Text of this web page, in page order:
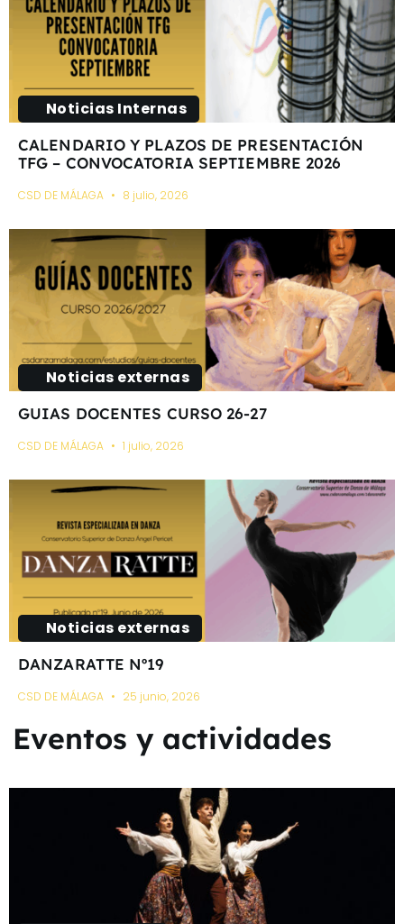
Noticias Internas
CALENDARIO Y PLAZOS DE PRESENTACIÓN
TFG – CONVOCATORIA SEPTIEMBRE 2026
CSD DE MÁLAGA 8 julio, 2026
Noticias externas
GUIAS DOCENTES CURSO 26-27
CSD DE MÁLAGA 1 julio, 2026
Noticias externas
DANZARATTE Nº19
CSD DE MÁLAGA 25 junio, 2026
Eventos y actividades